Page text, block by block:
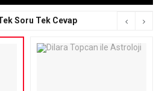
Soru Tek Cevap